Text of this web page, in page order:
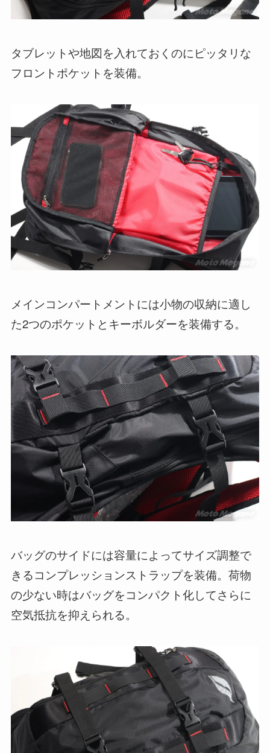
タブレットや地図を入れておくのにピッタリな
フロントポケットを装備。
メインコンパートメントには小物の収納に適し
た2つのポケットとキーボルダーを装備する。
バッグのサイドには容量によってサイズ調整で
きるコンプレッションストラップを装備。荷物
の少ない時はバッグをコンパクト化してさらに
空気抵抗を抑えられる。